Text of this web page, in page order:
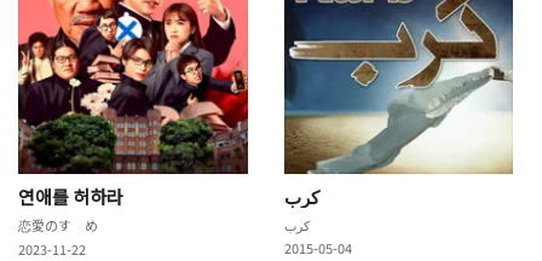
연애를 허하라
恋愛のすゝめ
2023-11-22
کرب
کرب
2015-05-04